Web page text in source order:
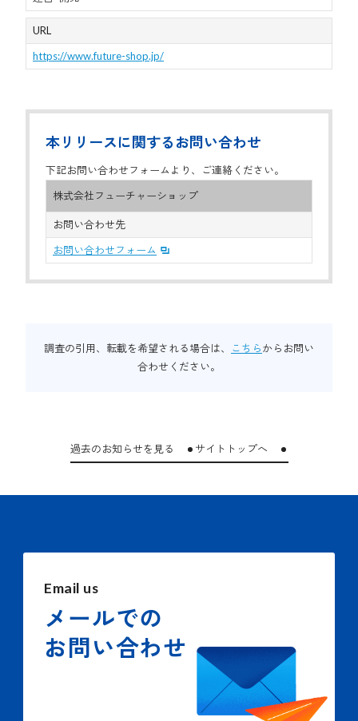
URL
https://www.future-shop.jp/
本リリースに関するお問い合わせ
下記お問い合わせフォームより、ご連絡ください。
株式会社フューチャーショップ
お問い合わせ先
お問い合わせフォーム
調査の引用、転載を希望される場合は、 こちらからお問い
合わせください。
過去のお知らせを見る サイトトップへ
Email us
メールでの
お問い合わせ